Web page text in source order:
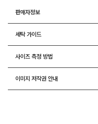
판매자정보
세탁 가이드
사이즈 측정 방법
이미지 저작권 안내